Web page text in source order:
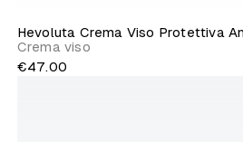
Hevoluta Crema Viso Protettiva
Crema viso
€47.00